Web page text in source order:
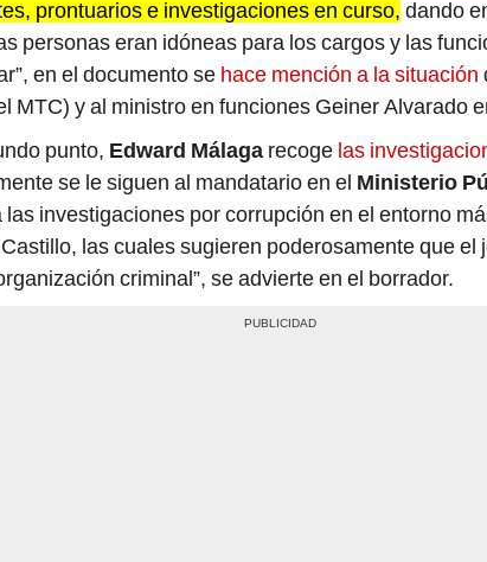
personas eran idóneas para los cargos y las
en el documento sehace mención a la situación
MTC) y al ministro en funciones Geiner Alvarado
punto,
se le siguen al mandatario en elMinisterio
investigaciones por corrupción en el entorno
las cuales sugieren poderosamente que el
criminal”, se advierte en el borrador.